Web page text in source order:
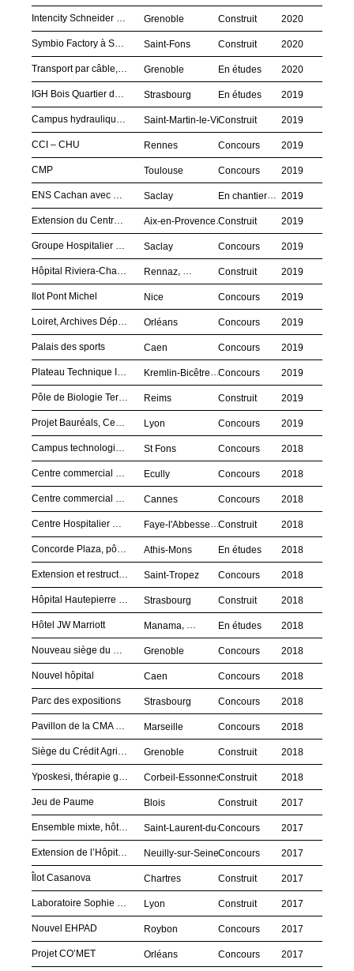
Intencity Schneider Electric Grenoble Construit 2020
Symbio Factory à Saint-Fons Saint-Fons Construit 2020
Transport par câble, Grenoble Grenoble En études 2020
IGH Bois Quartier du Wacken, à Strasbourg Strasbourg En études 2019
Campus hydraulique EDF Saint-Martin-le-Vinoux
Construit 2019
CCI – CHU Rennes Concours 2019
CMP Toulouse Concours 2019
ENS Cachan avec Renzo Piano Building Workshop Saclay En chantier 2019
Extension du Centre Hospitalier Aix-en-Provence Construit 2019
Groupe Hospitalier Nord-Essonne - Hôpital Paris-Saclay Saclay Concours 2019
Hôpital Riviera-Chablais Rennaz, Suisse Construit 2019
Ilot Pont Michel Nice Concours 2019
Loiret, Archives Départementales Orléans Concours 2019
Palais des sports Caen Concours 2019
Plateau Technique Interventionnel, Hôpital Bicêtre Kremlin-Bicêtre Concours 2019
Pôle de Biologie Territoriale Reims Construit 2019
Projet Bauréals, Centre Hospitalier Lyon Sud Lyon Concours 2019
Campus technologique et d'innovation City Lights St Fons Concours 2018
Centre commercial Grand Ouest Ecully Concours 2018
Centre commercial Minelle Cannes Concours 2018
Centre Hospitalier Nord-Deux-Sèvres (CHNDS) Faye-l'Abbesse Construit 2018
Concorde Plaza, pôle mixte commerces et loisirs Athis-Mons En études 2018
Extension et restructuration du centre commercial Saint-Tropez Concours 2018
Hôpital Hautepierre et IRC Strasbourg Construit 2018
Hôtel JW Marriott Manama, BahreïnEn études 2018
Nouveau siège du Groupe SAMSE Grenoble Concours 2018
Nouvel hôpital Caen Concours 2018
Parc des expositions Strasbourg Concours 2018
Pavillon de la CMA CGM Academy Marseille Concours 2018
Siège du Crédit Agricole Sud Rhône Alpes Grenoble Construit 2018
Yposkesi, thérapie génique Corbeil-EssonnesConstruit 2018
Jeu de Paume Blois Construit 2017
Ensemble mixte, hôtel et logements Saint-Laurent-du-VarConcours 2017
Extension de l’Hôpital Américain Neuilly-sur-SeineConcours 2017
Îlot Casanova Chartres Construit 2017
Laboratoire Sophie Germain, INSA Lyon Construit 2017
Nouvel EHPAD Roybon Concours 2017
Projet CO’MET Orléans Concours 2017